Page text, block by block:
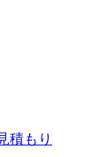
積もり